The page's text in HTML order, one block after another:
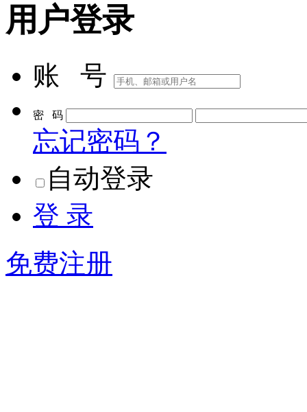
用户登录
账 号
密 码
忘记密码？
自动登录
登 录
免费注册